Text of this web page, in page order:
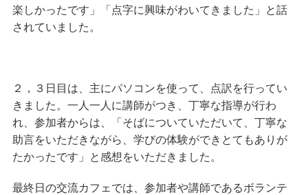
楽しかったです」「点字に興味がわいてきました」と話
されていました。
２，３日目は、主にパソコンを使って、点訳を行ってい
きました。一人一人に講師がつき、丁寧な指導が行わ
れ、参加者からは、「そばについていただいて、丁寧な
助言をいただきながら、学びの体験ができとてもありが
たかったです」と感想をいただきました。
最終日の交流カフェでは、参加者や講師であるボランテ